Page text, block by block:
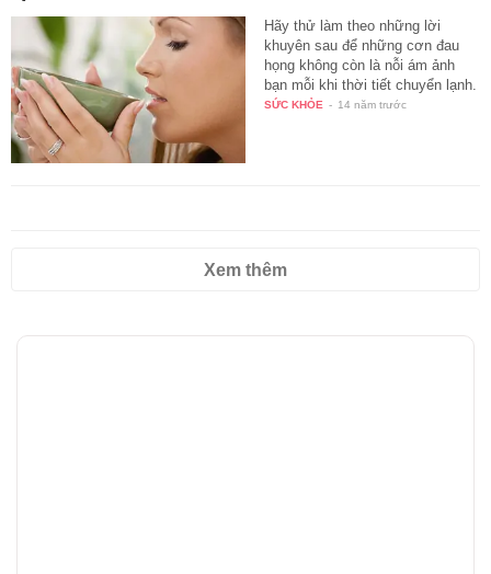
Hãy thử làm theo những lời
khuyên sau để những cơn đau
họng không còn là nỗi ám ảnh
bạn mỗi khi thời tiết chuyển lạnh.
SỨC KHỎE - 14 năm trước
Xem thêm